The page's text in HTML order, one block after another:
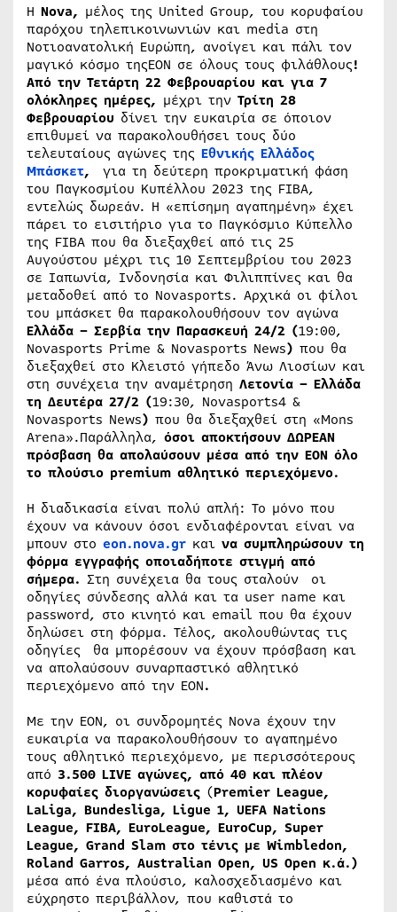
Η Nova, μέλος της United Group, του κορυφαίου
παρόχου τηλεπικοινωνιών και media στη
Νοτιοανατολική Ευρώπη, ανοίγει και πάλι τον
μαγικό κόσμο τηςΕΟΝ σε όλους τους φιλάθλους!
Από την Τετάρτη 22 Φεβρουαρίου και για 7
ολόκληρες ημέρες, μέχρι την Τρίτη 28
Φεβρουαρίου δίνει την ευκαιρία σε όποιον
επιθυμεί να παρακολουθήσει τους δύο
τελευταίους αγώνες της Εθνικής Ελλάδος
Μπάσκετ, για τη δεύτερη προκριματική φάση
του Παγκοσμίου Κυπέλλου 2023 της FIBA,
εντελώς δωρεάν. Η «επίσημη αγαπημένη» έχει
πάρει το εισιτήριο για το Παγκόσμιο Κύπελλο
της FIBA που θα διεξαχθεί από τις 25
Αυγούστου μέχρι τις 10 Σεπτεμβρίου του 2023
σε Ιαπωνία, Ινδονησία και Φιλιππίνες και θα
μεταδοθεί από το Novasports. Αρχικά οι φίλοι
του μπάσκετ θα παρακολουθήσουν τον αγώνα
Ελλάδα – Σερβία την Παρασκευή 24/2 (19:00,
Novasports Prime & Novasports News) που θα
διεξαχθεί στο Κλειστό γήπεδο Άνω Λιοσίων και
στη συνέχεια την αναμέτρηση Λετονία – Ελλάδα
τη Δευτέρα 27/2 (19:30, Novasports4 &
Novasports News) που θα διεξαχθεί στη «Mons
Arena».Παράλληλα, όσοι αποκτήσουν ΔΩΡΕΑΝ
πρόσβαση θα απολαύσουν μέσα από την ΕΟΝ όλο
το πλούσιο premium αθλητικό περιεχόμενο.
Η διαδικασία είναι πολύ απλή: Το μόνο που
έχουν να κάνουν όσοι ενδιαφέρονται είναι να
μπουν στο eon.nova.gr και να συμπληρώσουν τη
φόρμα εγγραφής οποιαδήποτε στιγμή από
σήμερα. Στη συνέχεια θα τους σταλούν οι
οδηγίες σύνδεσης αλλά και τα user name και
password, στο κινητό και email που θα έχουν
δηλώσει στη φόρμα. Τέλος, ακολουθώντας τις
οδηγίες θα μπορέσουν να έχουν πρόσβαση και
να απολαύσουν συναρπαστικό αθλητικό
περιεχόμενο από την ΕΟΝ.
Με την EON, οι συνδρομητές Nova έχουν την
ευκαιρία να παρακολουθήσουν το αγαπημένο
τους αθλητικό περιεχόμενο, με περισσότερους
από 3.500 LIVE αγώνες, από 40 και πλέον
κορυφαίες διοργανώσεις (Premier League,
LaLiga, Bundesliga, Ligue 1, UEFA Nations
League, FIBA, EuroLeague, EuroCup, Super
League, Grand Slam στο τένις με Wimbledon,
Roland Garros, Australian Open, US Open κ.ά.)
μέσα από ένα πλούσιο, καλοσχεδιασμένο και
εύχρηστο περιβάλλον, που καθιστά το